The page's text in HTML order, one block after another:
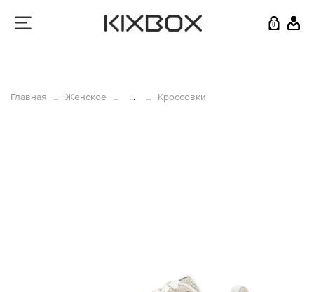
0
Главная Женское ... Кроссовки